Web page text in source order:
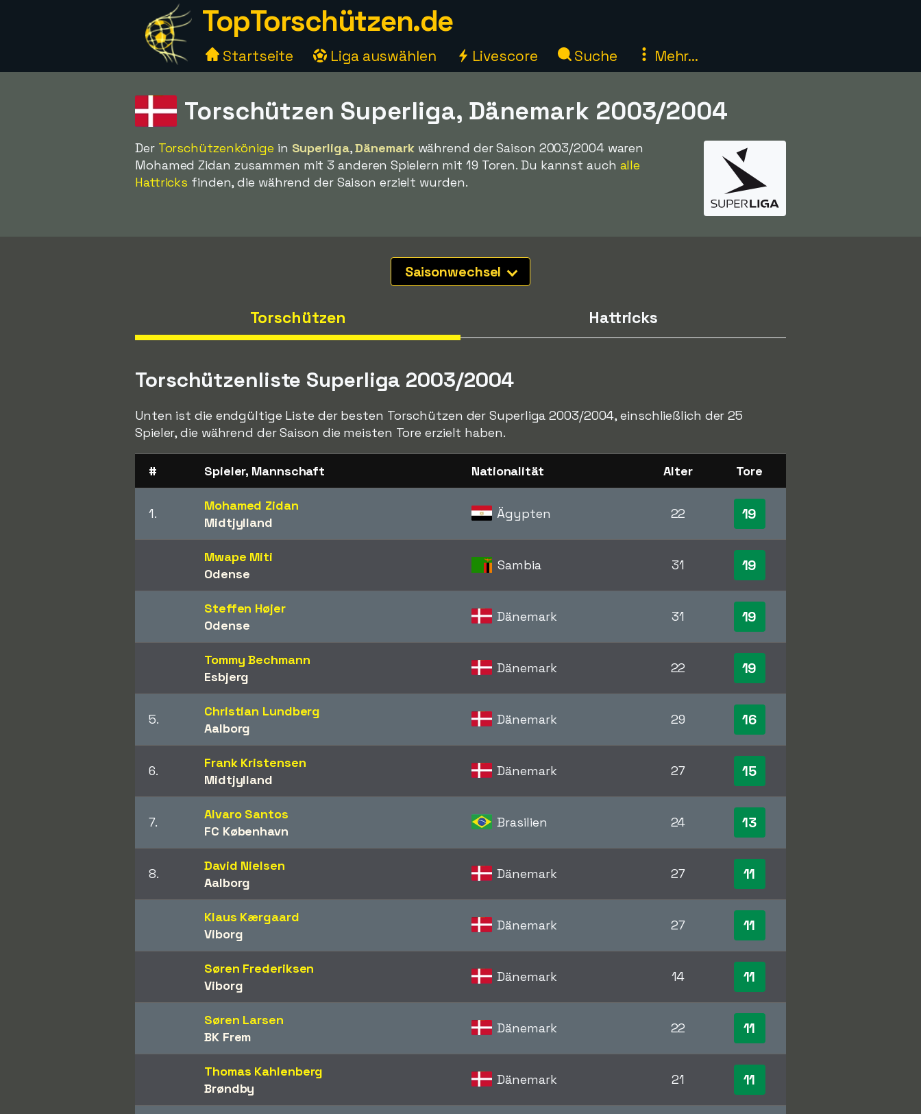
TopTorschützen.de
Startseite Liga auswählen Livescore Suche Mehr...
Torschützen Superliga, Dänemark 2003/2004
Der Torschützenkönige in Superliga,Dänemarkwährend der Saison 2003/2004 waren
Mohamed Zidan zusammen mit 3 anderen Spielern mit 19 Toren. Du kannst auch alle
Hattricks finden, die während der Saison erzielt wurden.
Saisonwechsel
Torschützen Hattricks
Torschützenliste Superliga 2003/2004
Unten ist die endgültige Liste der besten Torschützen der Superliga 2003/2004, einschließlich der 25
Spieler, die während der Saison die meisten Tore erzielt haben.
# Spieler, Mannschaft Nationalität Alter Tore
1.
Mohamed Zidan
Midtjylland
Ägypten 22 19
Mwape Miti
Odense
Sambia 31 19
Steffen Højer
Odense
Dänemark 31 19
Tommy Bechmann
Esbjerg
Dänemark 22 19
5.
Christian Lundberg
Aalborg
Dänemark 29 16
6.
Frank Kristensen
Midtjylland
Dänemark 27 15
7.
Alvaro Santos
FC København
Brasilien 24 13
8.
David Nielsen
Aalborg
Dänemark 27 11
Klaus Kærgaard
Viborg
Dänemark 27 11
Søren Frederiksen
Viborg
Dänemark 14 11
Søren Larsen
BK Frem
Dänemark 22 11
Thomas Kahlenberg
Brøndby
Dänemark 21 11